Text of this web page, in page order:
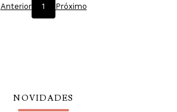
Anterior 1 Próximo
NOVIDADES